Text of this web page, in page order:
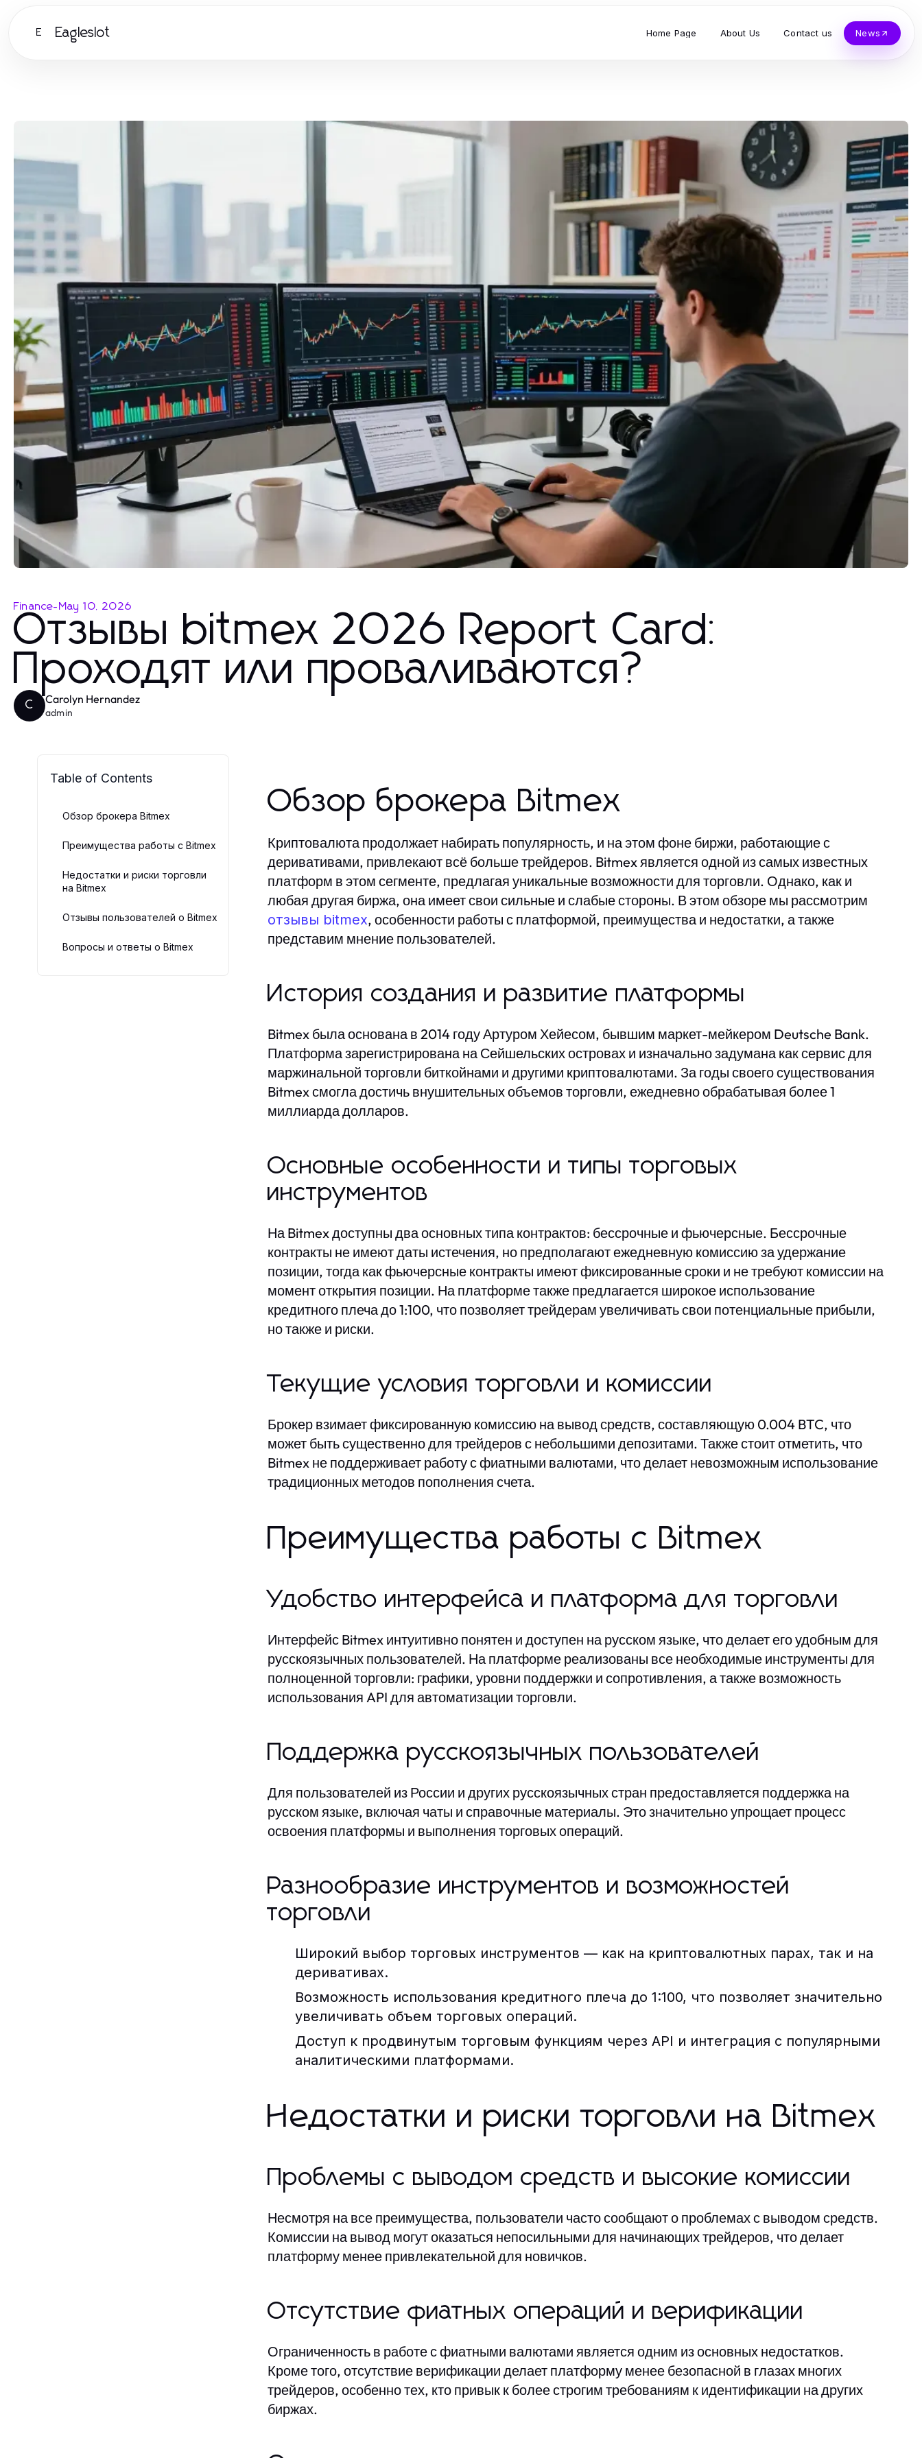
E Eagleslot Home Page About Us Contact us News
Finance- May 10, 2026
Отзывы bitmex 2026 Report Card:
Проходят или проваливаются?
C Carolyn Hernandez
admin
Table of Contents
Обзор брокера Bitmex
Преимущества работы с Bitmex
Недостатки и риски торговли
на Bitmex
Отзывы пользователей о Bitmex
Вопросы и ответы о Bitmex
Обзор брокера Bitmex
Криптовалюта продолжает набирать популярность, и на этом фоне биржи, работающие с
деривативами, привлекают всё больше трейдеров. Bitmex является одной из самых известных
платформ в этом сегменте, предлагая уникальные возможности для торговли. Однако, как и
любая другая биржа, она имеет свои сильные и слабые стороны. В этом обзоре мы рассмотрим
отзывы bitmex, особенности работы с платформой, преимущества и недостатки, а также
представим мнение пользователей.
История создания и развитие платформы
Bitmex была основана в 2014 году Артуром Хейесом, бывшим маркет-мейкером Deutsche Bank.
Платформа зарегистрирована на Сейшельских островах и изначально задумана как сервис для
маржинальной торговли биткойнами и другими криптовалютами. За годы своего существования
Bitmex смогла достичь внушительных объемов торговли, ежедневно обрабатывая более 1
миллиарда долларов.
Основные особенности и типы торговых
инструментов
На Bitmex доступны два основных типа контрактов: бессрочные и фьючерсные. Бессрочные
контракты не имеют даты истечения, но предполагают ежедневную комиссию за удержание
позиции, тогда как фьючерсные контракты имеют фиксированные сроки и не требуют комиссии на
момент открытия позиции. На платформе также предлагается широкое использование
кредитного плеча до 1:100, что позволяет трейдерам увеличивать свои потенциальные прибыли,
но также и риски.
Текущие условия торговли и комиссии
Брокер взимает фиксированную комиссию на вывод средств, составляющую 0.004 BTC, что
может быть существенно для трейдеров с небольшими депозитами. Также стоит отметить, что
Bitmex не поддерживает работу с фиатными валютами, что делает невозможным использование
традиционных методов пополнения счета.
Преимущества работы с Bitmex
Удобство интерфейса и платформа для торговли
Интерфейс Bitmex интуитивно понятен и доступен на русском языке, что делает его удобным для
русскоязычных пользователей. На платформе реализованы все необходимые инструменты для
полноценной торговли: графики, уровни поддержки и сопротивления, а также возможность
использования API для автоматизации торговли.
Поддержка русскоязычных пользователей
Для пользователей из России и других русскоязычных стран предоставляется поддержка на
русском языке, включая чаты и справочные материалы. Это значительно упрощает процесс
освоения платформы и выполнения торговых операций.
Разнообразие инструментов и возможностей
торговли
Широкий выбор торговых инструментов — как на криптовалютных парах, так и на
деривативах.
Возможность использования кредитного плеча до 1:100, что позволяет значительно
увеличивать объем торговых операций.
Доступ к продвинутым торговым функциям через API и интеграция с популярными
аналитическими платформами.
Недостатки и риски торговли на Bitmex
Проблемы с выводом средств и высокие комиссии
Несмотря на все преимущества, пользователи часто сообщают о проблемах с выводом средств.
Комиссии на вывод могут оказаться непосильными для начинающих трейдеров, что делает
платформу менее привлекательной для новичков.
Отсутствие фиатных операций и верификации
Ограниченность в работе с фиатными валютами является одним из основных недостатков.
Кроме того, отсутствие верификации делает платформу менее безопасной в глазах многих
трейдеров, особенно тех, кто привык к более строгим требованиям к идентификации на других
биржах.